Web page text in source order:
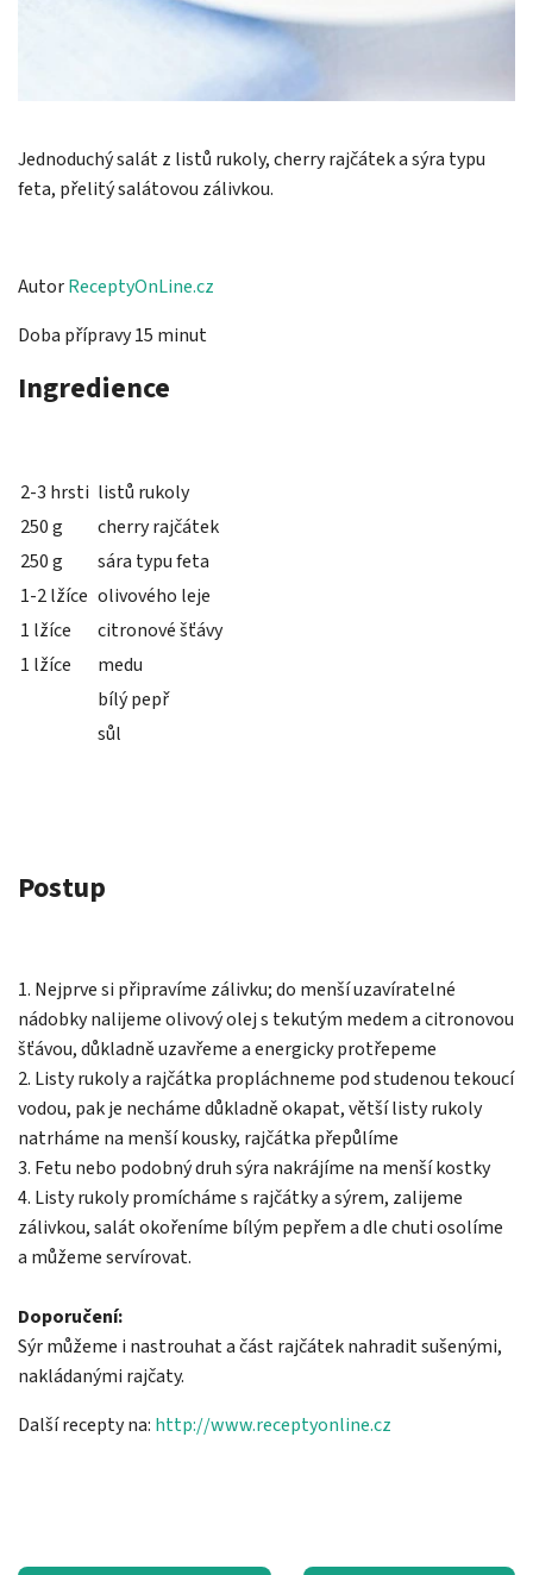
Jednoduchý salát z listů rukoly, cherry rajčátek a sýra typu
feta, přelitý salátovou zálivkou.
AutorReceptyOnLine.cz
Doba přípravy 15 minut
Ingredience
2-3 hrsti listů rukoly
250 g
cherry rajčátek
250 g
sára typu feta
1-2 lžíce olivového leje
1 lžíce
citronové šťávy
1 lžíce
medu
bílý pepř
sůl
Postup
1. Nejprve si připravíme zálivku; do menší uzavíratelné
nádobky nalijeme olivový olej s tekutým medem a citronovou
šťávou, důkladně uzavřeme a energicky protřepeme
2. Listy rukoly a rajčátka propláchneme pod studenou tekoucí
vodou, pak je necháme důkladně okapat, větší listy rukoly
natrháme na menší kousky, rajčátka přepůlíme
3. Fetu nebo podobný druh sýra nakrájíme na menší kostky
4. Listy rukoly promícháme s rajčátky a sýrem, zalijeme
zálivkou, salát okořeníme bílým pepřem a dle chuti osolíme
a můžeme servírovat.
Doporučení:
Sýr můžeme i nastrouhat a část rajčátek nahradit sušenými,
nakládanými rajčaty.
Další recepty na: http://www.receptyonline.cz